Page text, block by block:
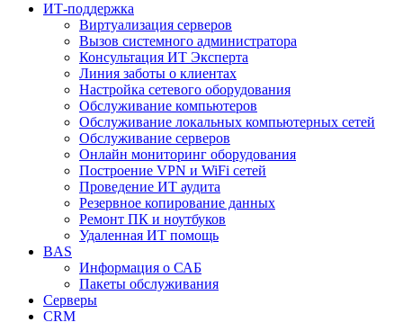
ИТ-поддержка
Виртуализация серверов
Вызов системного администратора
Консультация ИТ Эксперта
Линия заботы о клиентах
Настройка сетевого оборудования
Обслуживание компьютеров
Обслуживание локальных компьютерных сетей
Обслуживание серверов
Онлайн мониторинг оборудования
Построение VPN и WiFi сетей
Проведение ИТ аудита
Резервное копирование данных
Ремонт ПК и ноутбуков
Удаленная ИТ помощь
BAS
Информация о САБ
Пакеты обслуживания
Серверы
CRM